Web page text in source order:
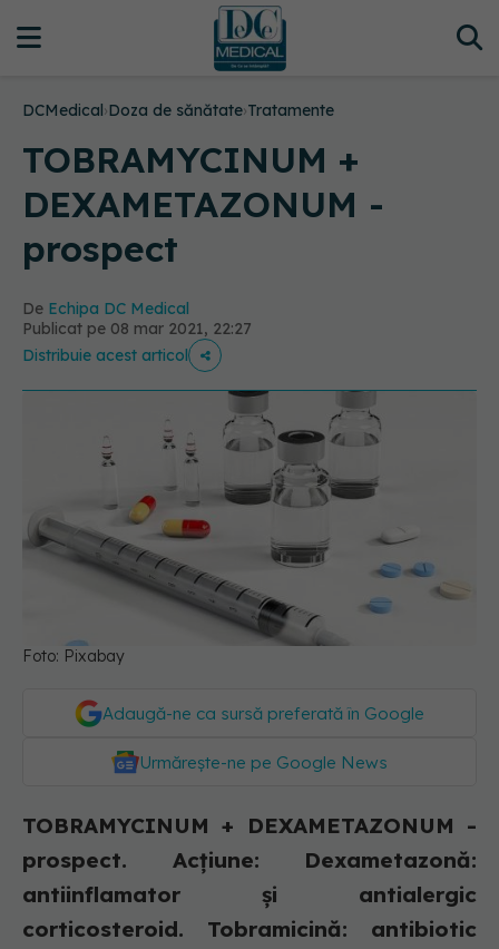
DCMedical›Doza de sănătate›Tratamente
TOBRAMYCINUM +
DEXAMETAZONUM -
prospect
De Echipa DC Medical
Publicat pe 08 mar 2021, 22:27
Distribuie acest articol
Foto: Pixabay
Adaugă-ne ca sursă preferată în Google
Urmărește-ne pe Google News
TOBRAMYCINUM + DEXAMETAZONUM -
prospect. Acțiune: Dexametazonă:
antiinflamator şi antialergic
corticosteroid. Tobramicină: antibiotic